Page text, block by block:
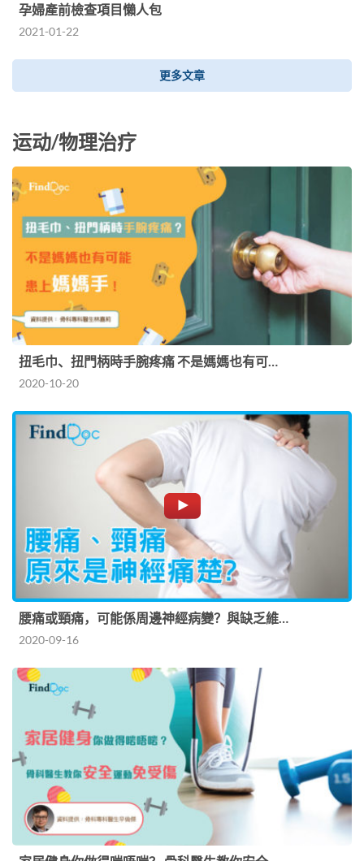
孕婦產前檢查項目懶人包
2021-01-22
更多文章
运动/物理治疗
扭毛巾、扭門柄時手腕疼痛 不是媽媽也有可…
2020-10-20
腰痛或頸痛，可能係周邊神經病變？與缺乏維…
2020-09-16